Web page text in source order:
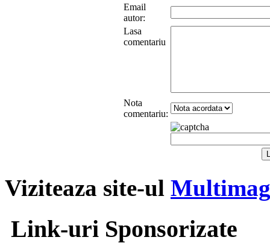
Email
autor:
Lasa
comentariu
Nota
comentariu:
Viziteaza site-ul
Link-uri Sponsorizate